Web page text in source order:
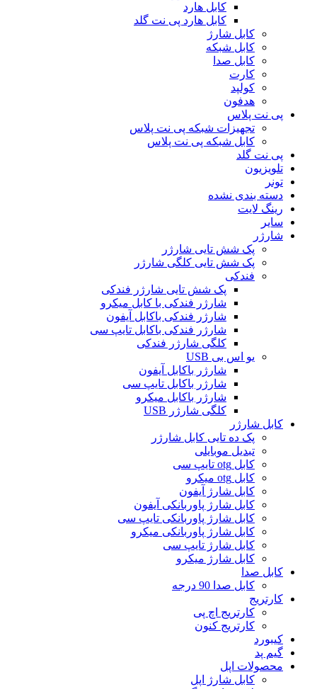
کابل هارد
کابل هارد پی نت گلد
کابل شارژ
کابل شبکه
کابل صدا
کارت
کولپد
هدفون
پی نت پلاس
تجهیزات شبکه پی نت پلاس
کابل شبکه پی نت پلاس
پی نت گلد
تلویزیون
تونر
دسته بندی نشده
رینگ لایت
سایر
شارژر
پک شش تایی شارژر
پک شش تایی کلگی شارژر
فندکی
پک شش تایی شارژر فندکی
شارژر فندکی با کابل میکرو
شارژر فندکی باکابل آیفون
شارژر فندکی باکابل تایپ سی
کلگی شارژر فندکی
یو اس بی USB
شارژر باکابل آیفون
شارژر باکابل تایپ سی
شارژر باکابل میکرو
کلگی شارژر USB
کابل شارژر
پک ده تایی کابل شارژر
تبدیل موبایلی
کابل otg تایپ سی
کابل otg میکرو
کابل شارژ آیفون
کابل شارژ پاوربانکی آیفون
کابل شارژ پاوربانکی تایپ سی
کابل شارژ پاوربانکی میکرو
کابل شارژ تایپ سی
کابل شارژ میکرو
کابل صدا
کابل صدا 90 درجه
کارتریج
کارتریج اچ پی
کارتریج کنون
کیبورد
گیم پد
محصولات اپل
کابل شارژ اپل